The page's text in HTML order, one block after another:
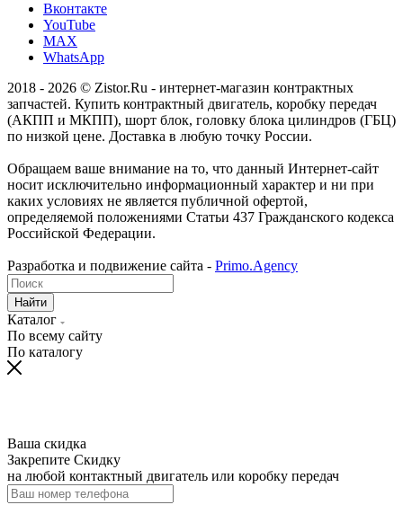
Вконтакте
YouTube
MAX
WhatsApp
2018 - 2026 © Zistor.Ru - интернет-магазин контрактных
запчастей. Купить контрактный двигатель, коробку передач
(АКПП и МКПП), шорт блок, головку блока цилиндров (ГБЦ)
по низкой цене. Доставка в любую точку России.
Обращаем ваше внимание на то, что данный Интернет-сайт
носит исключительно информационный характер и ни при
каких условиях не является публичной офертой,
определяемой положениями Статьи 437 Гражданского кодекса
Российской Федерации.
Разработка и подвижение сайта - Primo.Agency
Найти
Каталог
По всему сайту
По каталогу
Ваша скидка
Закрепите Скидку
на любой контактный двигатель или коробку передач